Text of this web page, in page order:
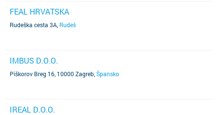
FEAL HRVATSKA
Rudeška cesta 3A Rudeš
IMBUS D.O.O.
Piškorov Breg 16, 10000 Zagreb Špansko
IREAL D.O.O.